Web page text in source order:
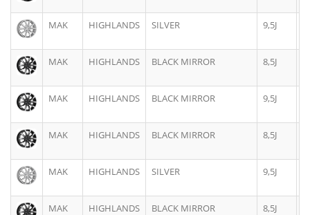
MAK HIGHLANDS SILVER 9,5J
MAK HIGHLANDS BLACK MIRROR 8,5J
MAK HIGHLANDS BLACK MIRROR 9,5J
MAK HIGHLANDS BLACK MIRROR 8,5J
MAK HIGHLANDS SILVER 9,5J
MAK HIGHLANDS BLACK MIRROR 8,5J